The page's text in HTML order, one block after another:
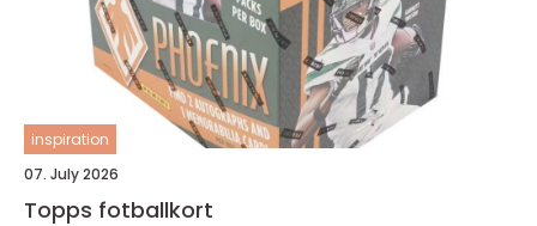
inspiration
07. July 2026
Topps fotballkort